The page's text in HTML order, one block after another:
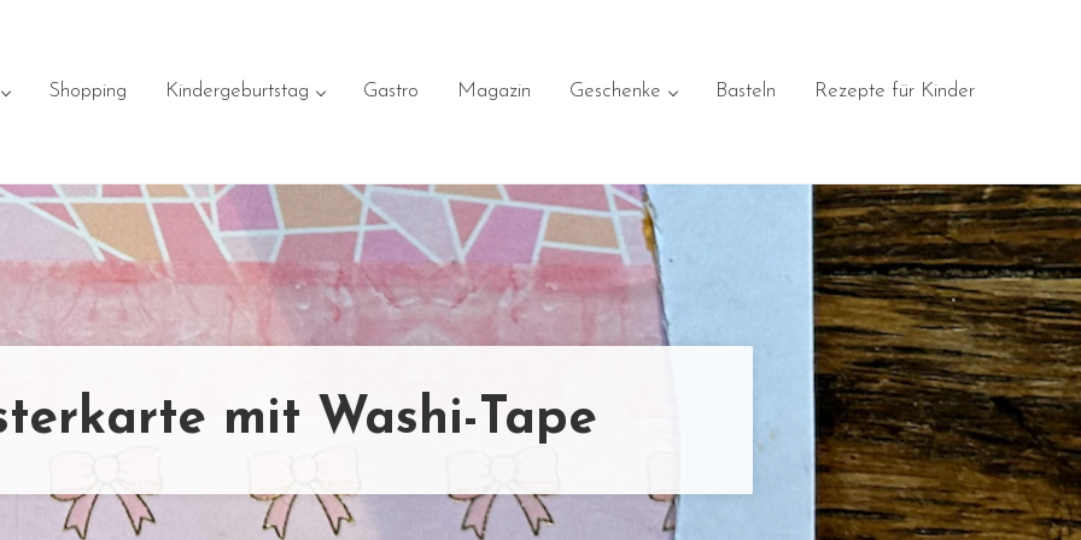
Shopping Kindergeburtstag Gastro Magazin Geschenke Basteln Rezepte für Kinder
mit Washi-Tape